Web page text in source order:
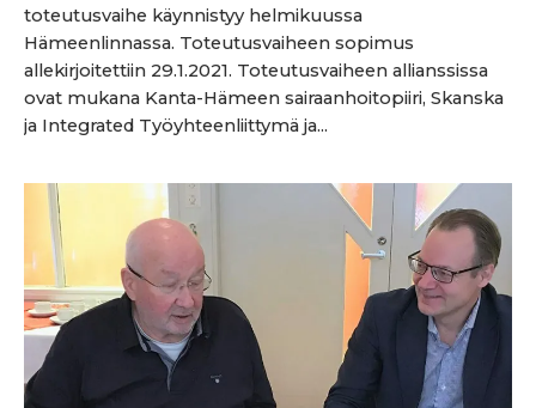
toteutusvaihe käynnistyy helmikuussa
Hämeenlinnassa. Toteutusvaiheen sopimus
allekirjoitettiin 29.1.2021. Toteutusvaiheen allianssissa
ovat mukana Kanta-Hämeen sairaanhoitopiiri, Skanska
ja Integrated Työyhteenliittymä ja...